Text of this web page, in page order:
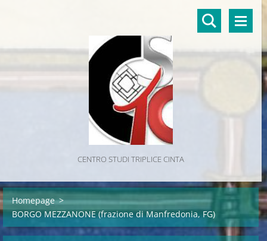
CENTRO STUDI TRIPLICE CINTA
Homepage >
BORGO MEZZANONE (frazione di Manfredonia, FG)